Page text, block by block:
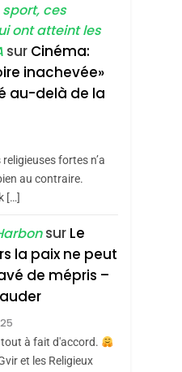
D’Isaac:
Pourrait
À 13 Pays
Latine
Selon Le
D’ADL
ET
:
JE
MA
Par Thérèse
– Jacques
ces
ont atteint les
sur Cinéma:
inachevée»
au-delà de la
fortes n’a
au contraire.
[…]
sur Le
la paix ne peut
de mépris –
à fait d'accord.
et les Religieux